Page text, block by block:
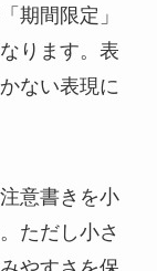
期間限定」
ります。表
ない表現に
意書きを小
ただし小さ